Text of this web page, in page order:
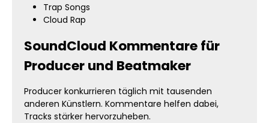
Trap Songs
Cloud Rap
SoundCloud Kommentare für
Producer und Beatmaker
Producer konkurrieren täglich mit tausenden
anderen Künstlern. Kommentare helfen dabei,
Tracks stärker hervorzuheben.